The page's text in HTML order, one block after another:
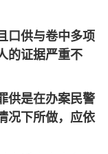
口供与卷中多项
的证据严重不
供是在办案民警
况下所做，应依